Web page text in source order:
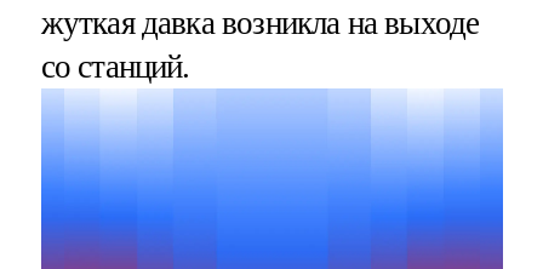
жуткая давка возникла на выходе
со станций.